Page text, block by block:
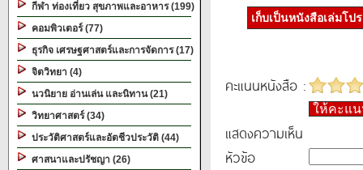
กีฬา ท่องเที่ยว สุขภาพและอาหาร (199)
คอมพิวเตอร์ (77)
ธุรกิจ เศรษฐศาสตร์และการจัดการ (17)
จิตวิทยา (4)
นวนิยาย อ่านเล่น และนิทาน (21)
วิทยาศาสตร์ (34)
ประวัติศาสตร์และอัตชีวประวัติ (44)
ศาสนาและปรัชญา (26)
เก็บเป็นหนังสือเล่มโป
คะแนนหนังสือ :
ให้คะแ
แสดงความเห็น
หัวข้อ